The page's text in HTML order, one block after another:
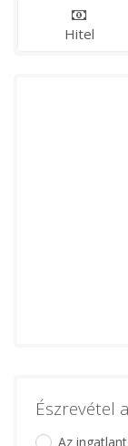
Hitel
Észrevétel
Az